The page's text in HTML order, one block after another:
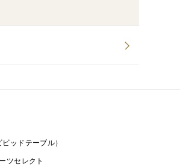
ッドテーブル）
ツセレクト